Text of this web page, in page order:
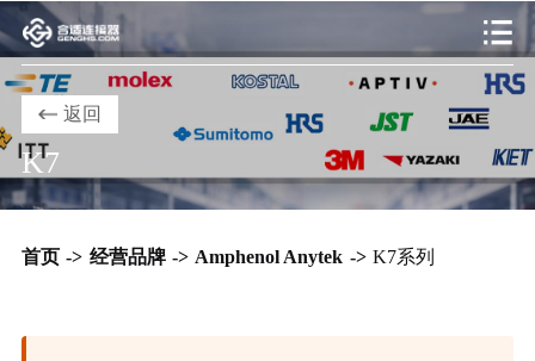
返回
K7
首页 -> 经营品牌 -> Amphenol Anytek -> K7系列